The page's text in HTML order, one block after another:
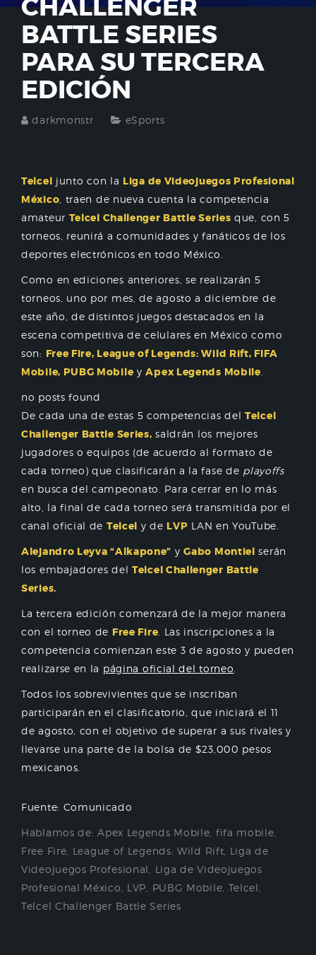
CHALLENGER
BATTLE SERIES
PARA SU TERCERA
EDICIÓN
darkmonstr eSports
Telcel junto con la Liga de Videojuegos Profesional
México , traen de nueva cuenta la competencia
amateur Telcel Challenger Battle Series que, con 5
torneos, reunirá a comunidades y fanáticos de los
deportes electrónicos en todo México.
Como en ediciones anteriores, se realizarán 5
torneos, uno por mes, de agosto a diciembre de
este año, de distintos juegos destacados en la
escena competitiva de celulares en México como
son: Free Fire, League of Legends: Wild Rift, FIFA
Mobile, PUBG Mobile yApex Legends Mobile
no posts found
De cada una de estas 5 competencias del Telcel
Challenger Battle Series, saldrán los mejores
jugadores o equipos (de acuerdo al formato de
cada torneo) que clasificarán a la fase de playoffs
en busca del campeonato. Para cerrar en lo más
alto, la final de cada torneo será transmitida por el
canal oficial de Telcel y de LVP LAN en YouTube.
Alejandro Leyva “Alkapone” yGabo Montiel serán
los embajadores del Telcel Challenger Battle
Series.
La tercera edición comenzará de la mejor manera
con el torneo de Free Fire . Las inscripciones a la
competencia comienzan este 3 de agosto y pueden
realizarse en la página oficial del torneo
Todos los sobrevivientes que se inscriban
participarán en el clasificatorio, que iniciará el 11
de agosto, con el objetivo de superar a sus rivales y
llevarse una parte de la bolsa de $23,000 pesos
mexicanos.
Fuente: Comunicado
Hablamos de:Apex Legends Mobile fifa mobile
Free Fire League of Legends: Wild Rift Liga de
Videojuegos Profesional
Liga de Videojuegos
Profesional México
LVP PUBG Mobile Telcel
Telcel Challenger Battle Series